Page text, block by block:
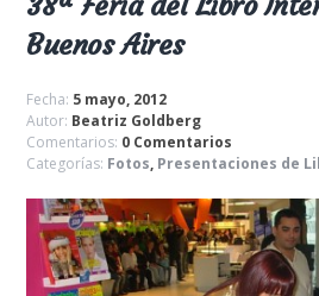
Buenos Aires
Fecha: 5 mayo, 2012
Autor: Beatriz Goldberg
Comentarios: 0 Comentarios
Categorías: Fotos, Presentaciones de